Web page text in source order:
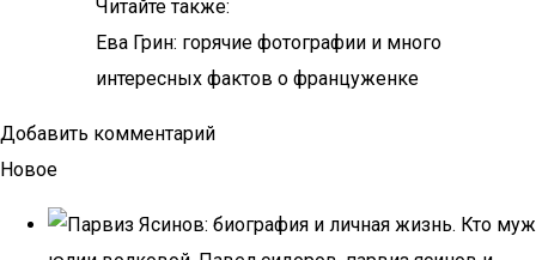
Читайте также:
Ева Грин: горячие фотографии и много
интересных фактов о француженке
Добавить комментарий
Новое